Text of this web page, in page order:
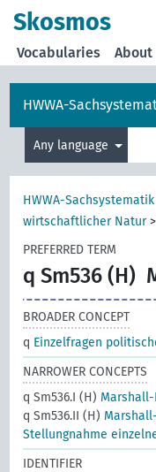
Skosmos
Vocabularies About
HWWA-
Any language
HWWA-Sachsystematik
wirtschaftlicher Natur>
PREFERRED TERM
q Sm536 (H)
BROADER CONCEPT
q Einzelfragen
NARROWER CONCEPTS
q Sm536.I (H) Marshall-
q Sm536.II (H)
Stellungnahme
IDENTIFIER